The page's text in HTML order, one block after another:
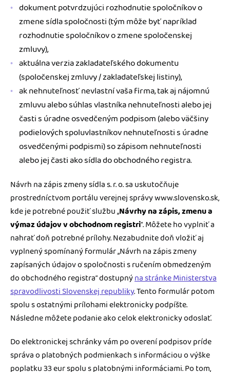
dokument potvrdzujúci rozhodnutie spoločníkov o
zmene sídla spoločnosti (tým môže byť napríklad
rozhodnutie spoločníkov o zmene spoločenskej
zmluvy),
aktuálna verzia zakladateľského dokumentu
(spoločenskej zmluvy / zakladateľskej listiny),
ak nehnuteľnosť nevlastní vaša firma, tak aj nájomnú
zmluvu alebo súhlas vlastníka nehnuteľnosti alebo jej
časti s úradne osvedčeným podpisom (alebo väčšiny
podielových spoluvlastníkov nehnuteľnosti s úradne
osvedčenými podpismi) so zápisom nehnuteľnosti
alebo jej časti ako sídla do obchodného registra.
Návrh na zápis zmeny sídla s. r. o. sa uskutočňuje
prostredníctvom portálu verejnej správy www.slovensko.sk,
kde je potrebné použiť službu „Návrhy na zápis, zmenu a
výmaz údajov v obchodnom registri“. Môžete ho vyplniť a
nahrať doň potrebné prílohy. Nezabudnite doň vložiť aj
vyplnený spomínaný formulár „Návrh na zápis zmeny
zapísaných údajov o spoločnosti s ručením obmedzeným
do obchodného registra“ dostupnýna stránke Ministerstva
spravodlivosti Slovenskej republiky. Tento formulár potom
spolu s ostatnými prílohami elektronicky podpíšte.
Následne môžete podanie ako celok elektronicky odoslať.
Do elektronickej schránky vám po overení podpisov príde
správa o platobných podmienkach s informáciou o výške
poplatku 33 eur spolu s platobnými informáciami. Po tom,